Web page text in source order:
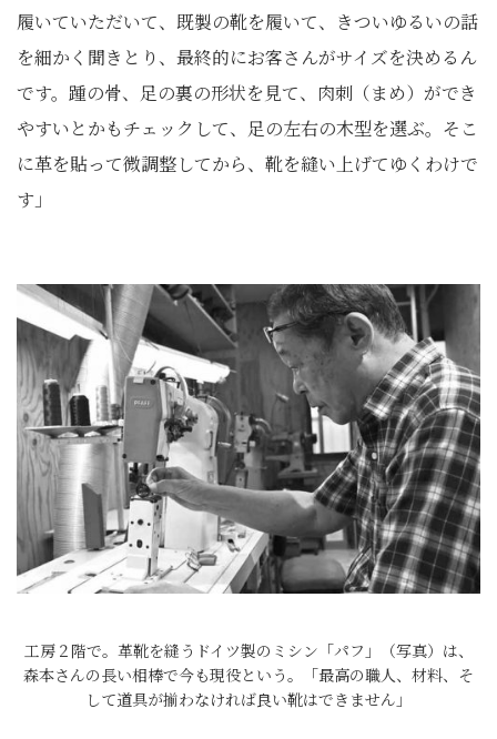
履いていただいて、既製の靴を履いて、きついゆるいの話
を細かく聞きとり、最終的にお客さんがサイズを決めるん
です。踵の骨、足の裏の形状を見て、肉刺（まめ）ができ
やすいとかもチェックして、足の左右の木型を選ぶ。そこ
に革を貼って微調整してから、靴を縫い上げてゆくわけで
す」
工房２階で。革靴を縫うドイツ製のミシン「パフ」（写真）は、
森本さんの長い相棒で今も現役という。「最高の職人、材料、そ
して道具が揃わなければ良い靴はできません」